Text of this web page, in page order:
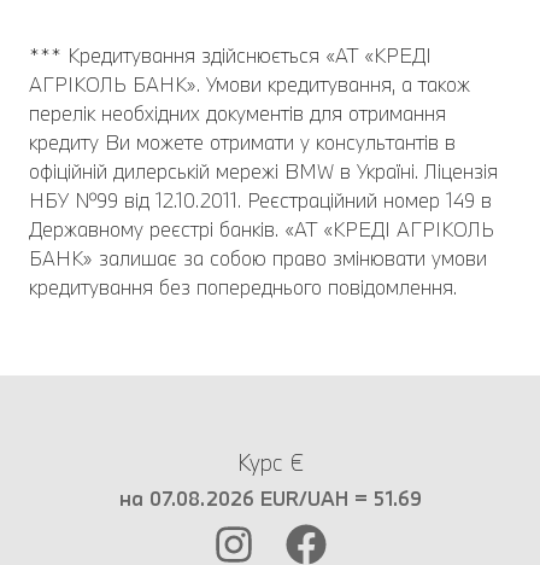
*** Кредитування здійснюється «АТ «КРЕДІ
АГРІКОЛЬ БАНК». Умови кредитування, а також
перелік необхідних документів для отримання
кредиту Ви можете отримати у консультантів в
офіційній дилерській мережі BMW в Україні. Ліцензія
НБУ №99 від 12.10.2011. Реєстраційний номер 149 в
Державному реєстрі банків. «АТ «КРЕДІ АГРІКОЛЬ
БАНК» залишає за собою право змінювати умови
кредитування без попереднього повідомлення.
Курс €
на 07.08.2026 EUR/UAH = 51.69